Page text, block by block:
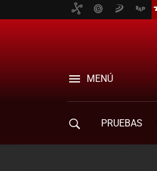
MENÚ
PRUEBAS